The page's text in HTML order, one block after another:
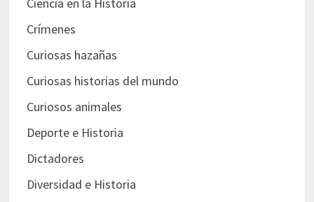
Ciencia en la Historia
Crímenes
Curiosas hazañas
Curiosas historias del mundo
Curiosos animales
Deporte e Historia
Dictadores
Diversidad e Historia